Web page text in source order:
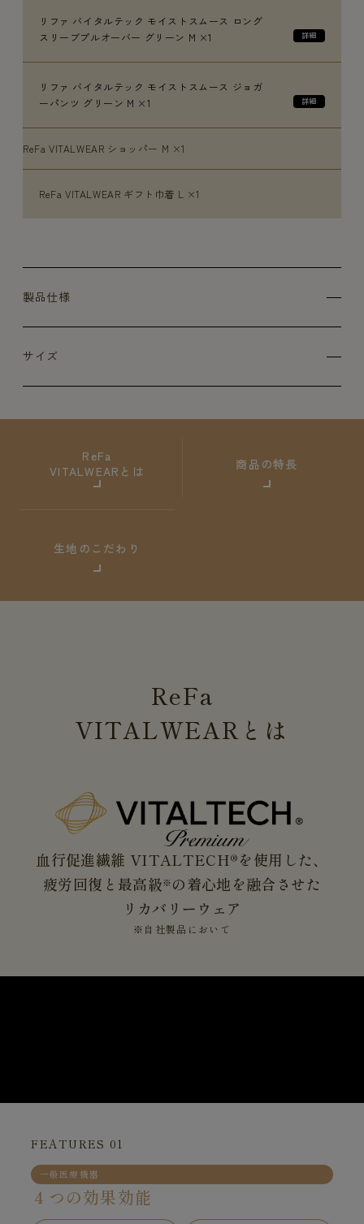
リファ バイタルテック モイストスムース ロング
スリーブプルオーバー グリーン M ×1
リファ バイタルテック モイストスムース ジョガ
ーパンツ グリーン M ×1
ReFa VITALWEAR ショッパー M ×1
ReFa VITALWEAR ギフト巾着 L ×1
製品仕様
サイズ
ReFa
VITALWEARとは
商品の特長
生地のこだわり
ReFa
VITALWEAR とは
血行促進繊維 VITALTECH®を使用した、
疲労回復と最高級※ の着心地を融合させた
リカバリーウェア
※自社製品において
FEATURES 01
一般医療機器
４つの効果効能